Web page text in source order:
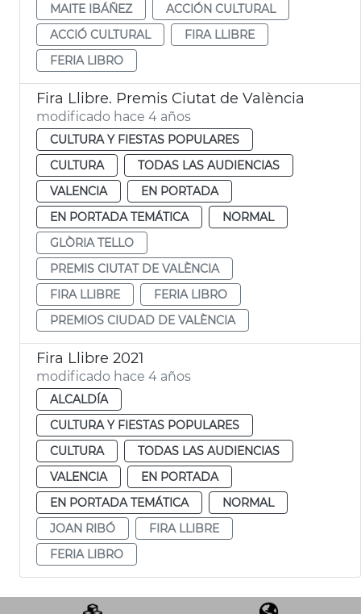
MAITE IBÁÑEZ
ACCIÓN CULTURAL
ACCIÓ CULTURAL
FIRA LLIBRE
FERIA LIBRO
Fira Llibre. Premis Ciutat de València
modificado hace 4 años
CULTURA Y FIESTAS POPULARES
CULTURA
TODAS LAS AUDIENCIAS
VALENCIA
EN PORTADA
EN PORTADA TEMÁTICA
NORMAL
GLÒRIA TELLO
PREMIS CIUTAT DE VALÈNCIA
FIRA LLIBRE
FERIA LIBRO
PREMIOS CIUDAD DE VALÈNCIA
Fira Llibre 2021
modificado hace 4 años
ALCALDÍA
CULTURA Y FIESTAS POPULARES
CULTURA
TODAS LAS AUDIENCIAS
VALENCIA
EN PORTADA
EN PORTADA TEMÁTICA
NORMAL
JOAN RIBÓ
FIRA LLIBRE
FERIA LIBRO